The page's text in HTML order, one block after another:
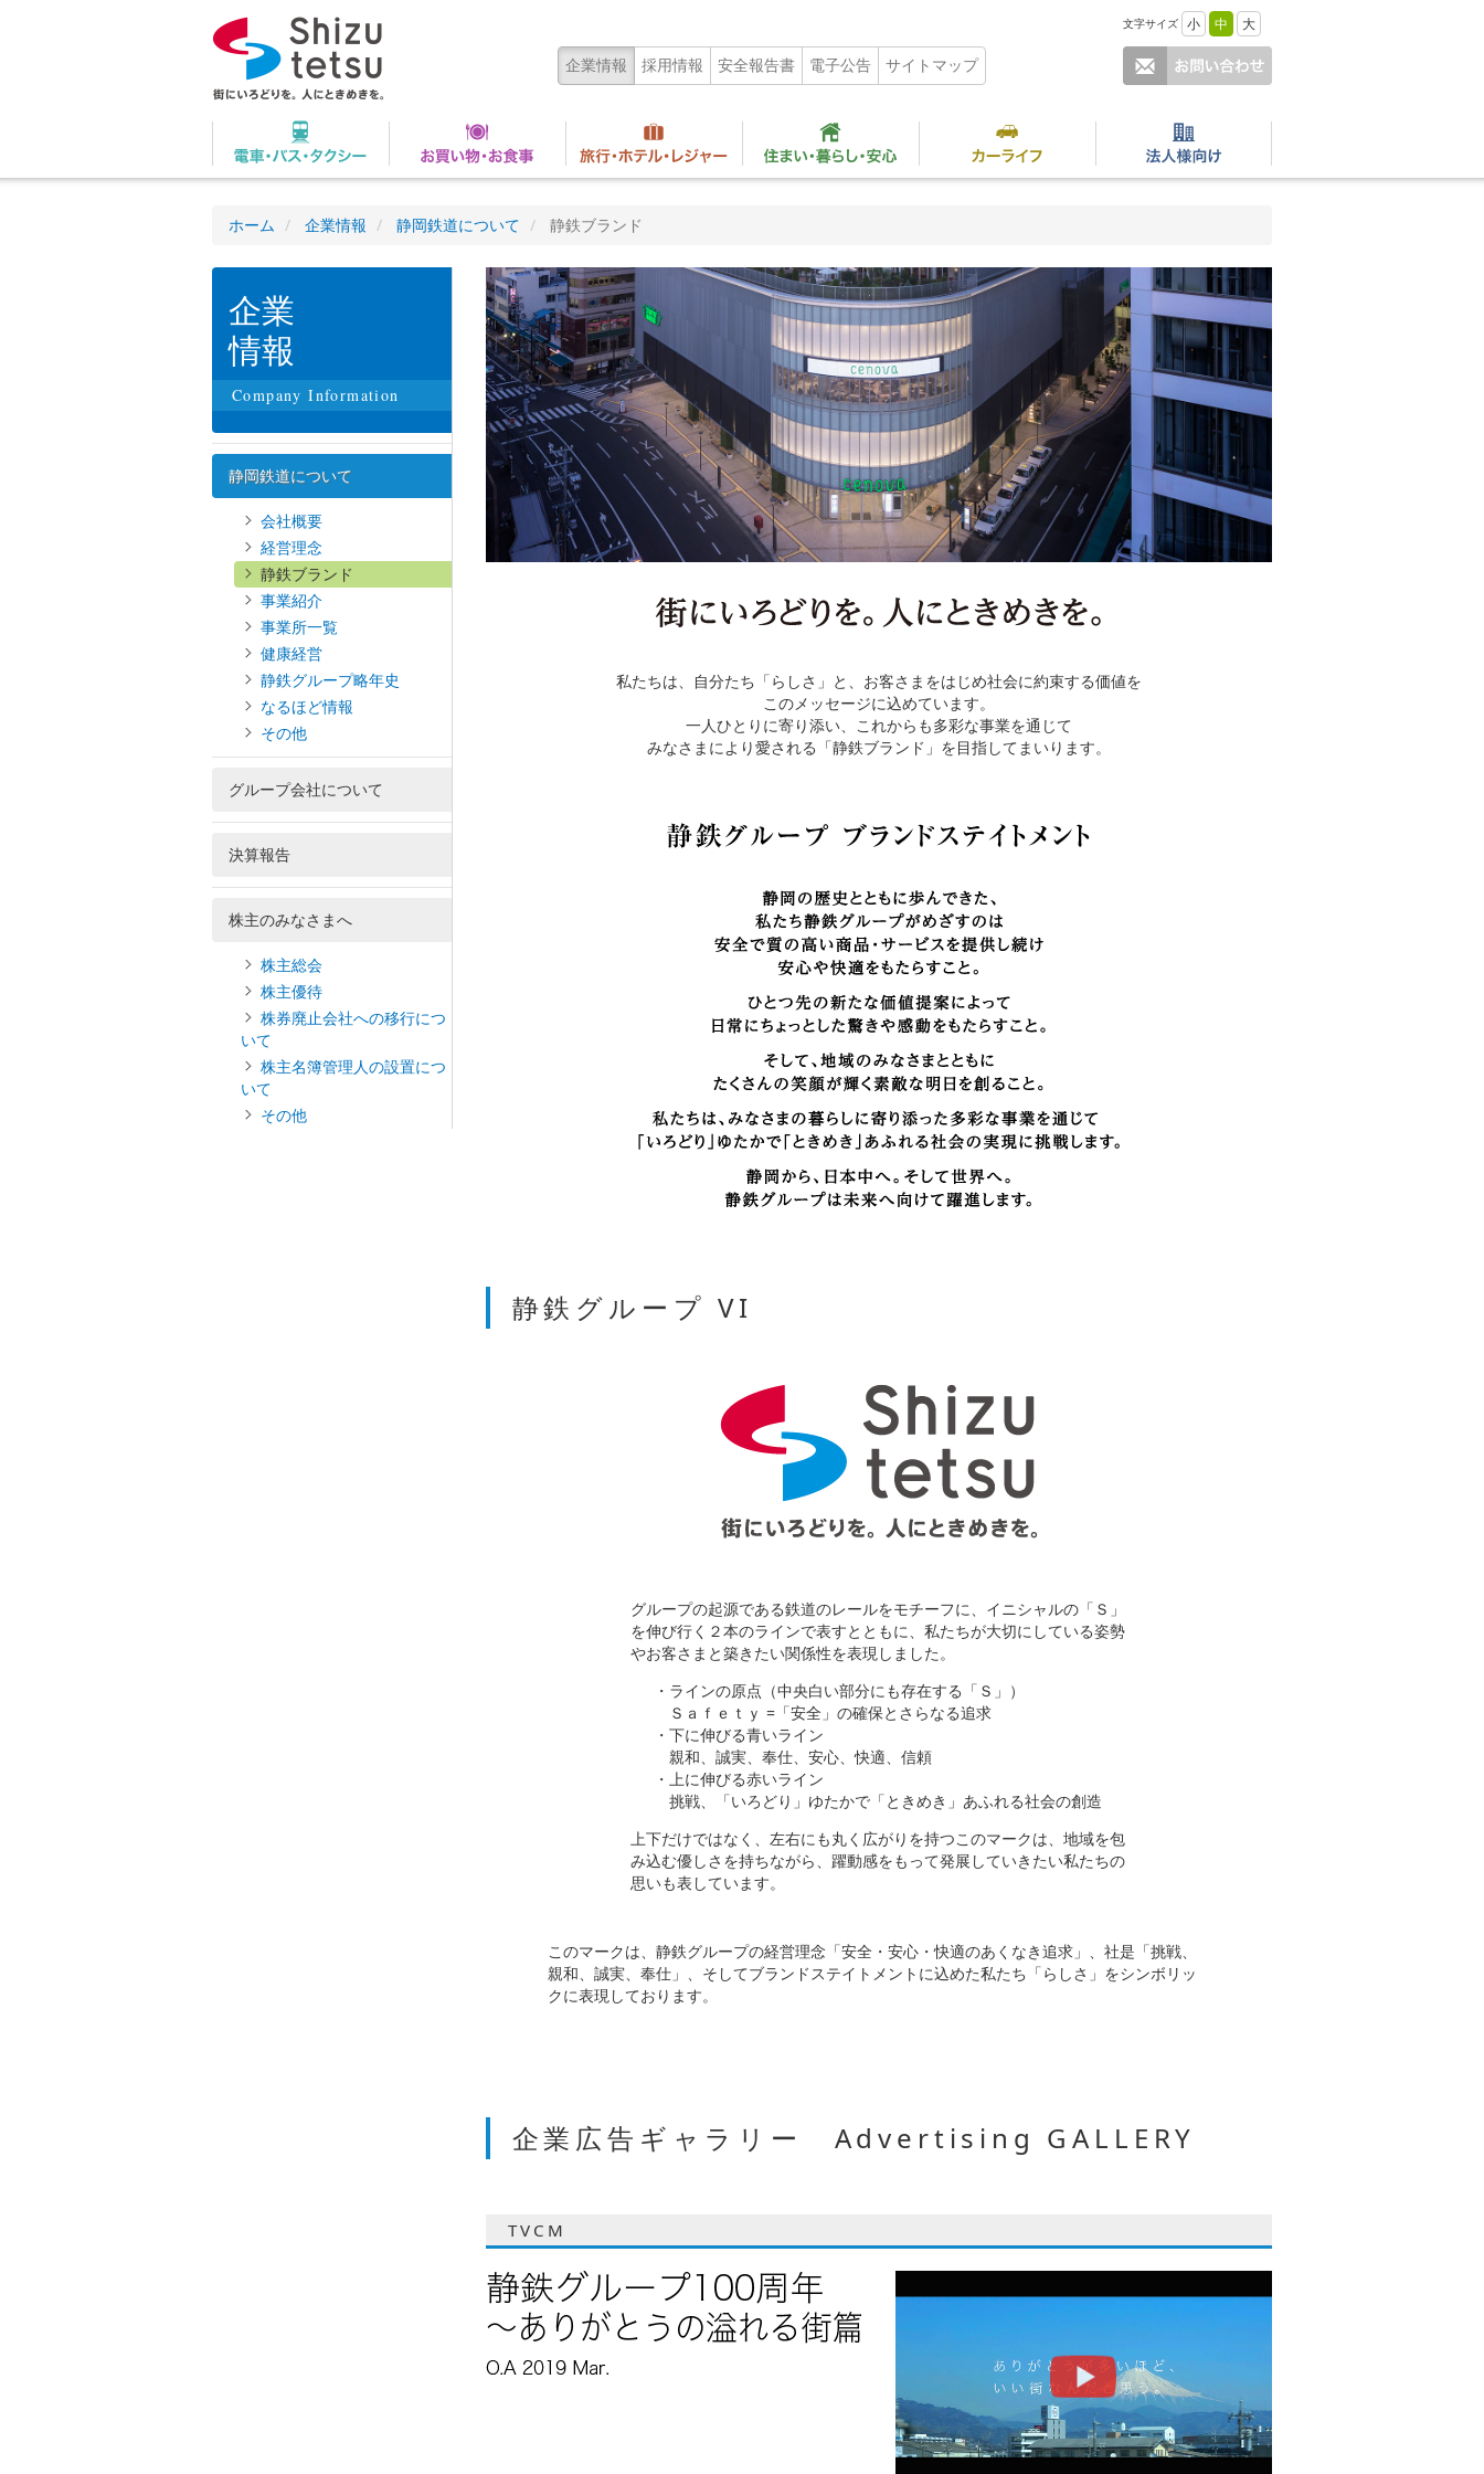
企業情報 採用情報 安全報告書 電子公告 サイトマップ
文字サイズ 小 中 大
ホーム 企業情報 静岡鉄道について 静鉄ブランド
企業
情報
Company Information
静岡鉄道について
会社概要
経営理念
静鉄ブランド
事業紹介
事業所一覧
健康経営
静鉄グループ略年史
なるほど情報
その他
グループ会社について
決算報告
株主のみなさまへ
株主総会
株主優待
株券廃止会社への移行につ
いて
株主名簿管理人の設置につ
いて
その他
私たちは、自分たち「らしさ」と、お客さまをはじめ社会に約束する価値を
このメッセージに込めています。
一人ひとりに寄り添い、これからも多彩な事業を通じて
みなさまにより愛される「静鉄ブランド」を目指してまいります。
静鉄グループ VI
グループの起源である鉄道のレールをモチーフに、イニシャルの「Ｓ」
を伸び行く２本のラインで表すとともに、私たちが大切にしている姿勢
やお客さまと築きたい関係性を表現しました。
・ラインの原点（中央白い部分にも存在する「Ｓ」）
Ｓａｆｅｔｙ =「安全」の確保とさらなる追求
・下に伸びる青いライン
親和、誠実、奉仕、安心、快適、信頼
・上に伸びる赤いライン
挑戦、「いろどり」ゆたかで「ときめき」あふれる社会の創造
上下だけではなく、左右にも丸く広がりを持つこのマークは、地域を包
み込む優しさを持ちながら、躍動感をもって発展していきたい私たちの
思いも表しています。
このマークは、静鉄グループの経営理念「安全・安心・快適のあくなき追求」、社是「挑戦、
親和、誠実、奉仕」、そしてブランドステイトメントに込めた私たち「らしさ」をシンボリッ
クに表現しております。
企業広告ギャラリー Advertising GALLERY
TVCM